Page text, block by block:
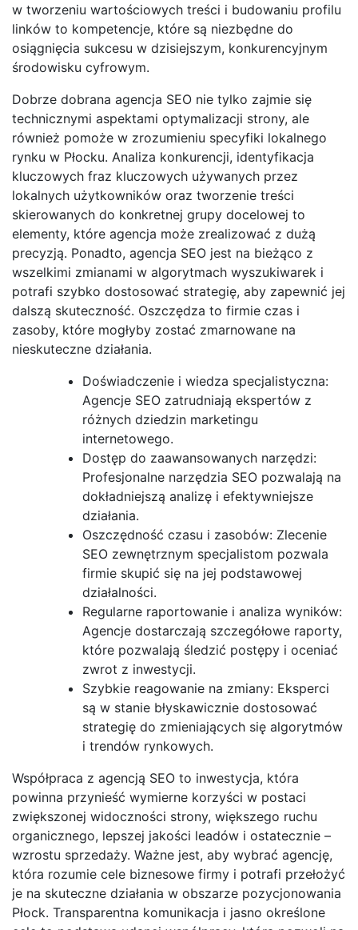
w tworzeniu wartościowych treści i budowaniu profilu
linków to kompetencje, które są niezbędne do
osiągnięcia sukcesu w dzisiejszym, konkurencyjnym
środowisku cyfrowym.
Dobrze dobrana agencja SEO nie tylko zajmie się
technicznymi aspektami optymalizacji strony, ale
również pomoże w zrozumieniu specyfiki lokalnego
rynku w Płocku. Analiza konkurencji, identyfikacja
kluczowych fraz kluczowych używanych przez
lokalnych użytkowników oraz tworzenie treści
skierowanych do konkretnej grupy docelowej to
elementy, które agencja może zrealizować z dużą
precyzją. Ponadto, agencja SEO jest na bieżąco z
wszelkimi zmianami w algorytmach wyszukiwarek i
potrafi szybko dostosować strategię, aby zapewnić jej
dalszą skuteczność. Oszczędza to firmie czas i
zasoby, które mogłyby zostać zmarnowane na
nieskuteczne działania.
Doświadczenie i wiedza specjalistyczna:
Agencje SEO zatrudniają ekspertów z
różnych dziedzin marketingu
internetowego.
Dostęp do zaawansowanych narzędzi:
Profesjonalne narzędzia SEO pozwalają na
dokładniejszą analizę i efektywniejsze
działania.
Oszczędność czasu i zasobów: Zlecenie
SEO zewnętrznym specjalistom pozwala
firmie skupić się na jej podstawowej
działalności.
Regularne raportowanie i analiza wyników:
Agencje dostarczają szczegółowe raporty,
które pozwalają śledzić postępy i oceniać
zwrot z inwestycji.
Szybkie reagowanie na zmiany: Eksperci
są w stanie błyskawicznie dostosować
strategię do zmieniających się algorytmów
i trendów rynkowych.
Współpraca z agencją SEO to inwestycja, która
powinna przynieść wymierne korzyści w postaci
zwiększonej widoczności strony, większego ruchu
organicznego, lepszej jakości leadów i ostatecznie –
wzrostu sprzedaży. Ważne jest, aby wybrać agencję,
która rozumie cele biznesowe firmy i potrafi przełożyć
je na skuteczne działania w obszarze pozycjonowania
Płock. Transparentna komunikacja i jasno określone